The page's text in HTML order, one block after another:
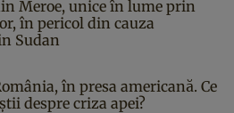
Meroe, unice în lume prin
în pericol din cauza
Sudan
în presa americană. Ce
despre criza apei?